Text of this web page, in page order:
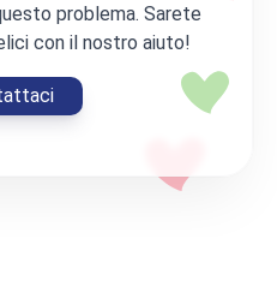
problema. Sarete
con il nostro aiuto!